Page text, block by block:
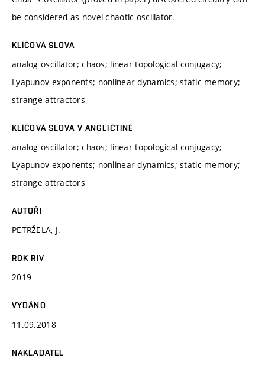
be considered as novel chaotic oscillator.
KLÍČOVÁ SLOVA
analog oscillator; chaos; linear topological conjugacy;
Lyapunov exponents; nonlinear dynamics; static memory;
strange attractors
KLÍČOVÁ SLOVA V ANGLIČTINĚ
analog oscillator; chaos; linear topological conjugacy;
Lyapunov exponents; nonlinear dynamics; static memory;
strange attractors
AUTOŘI
PETRŽELA, J.
ROK RIV
2019
VYDÁNO
11.09.2018
NAKLADATEL